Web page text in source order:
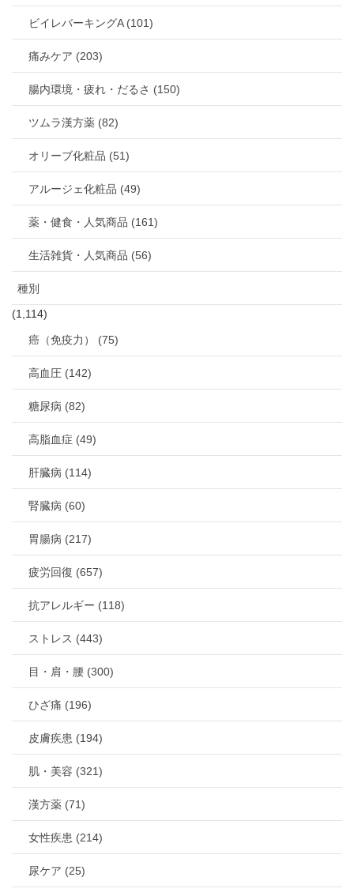
ビイレバーキングA (101)
痛みケア (203)
腸内環境・疲れ・だるさ (150)
ツムラ漢方薬 (82)
オリーブ化粧品 (51)
アルージェ化粧品 (49)
薬・健食・人気商品 (161)
生活雑貨・人気商品 (56)
種別
(1,114)
癌（免疫力） (75)
高血圧 (142)
糖尿病 (82)
高脂血症 (49)
肝臓病 (114)
腎臓病 (60)
胃腸病 (217)
疲労回復 (657)
抗アレルギー (118)
ストレス (443)
目・肩・腰 (300)
ひざ痛 (196)
皮膚疾患 (194)
肌・美容 (321)
漢方薬 (71)
女性疾患 (214)
尿ケア (25)